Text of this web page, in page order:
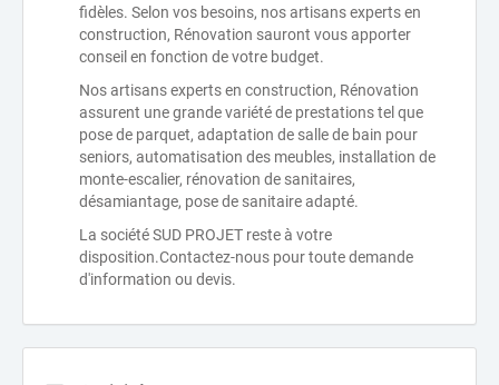
fidèles. Selon vos besoins, nos artisans experts en
construction, Rénovation sauront vous apporter
conseil en fonction de votre budget.
Nos artisans experts en construction, Rénovation
assurent une grande variété de prestations tel que
pose de parquet, adaptation de salle de bain pour
seniors, automatisation des meubles, installation de
monte-escalier, rénovation de sanitaires,
désamiantage, pose de sanitaire adapté.
La société SUD PROJET reste à votre
disposition.Contactez-nous pour toute demande
d'information ou devis.